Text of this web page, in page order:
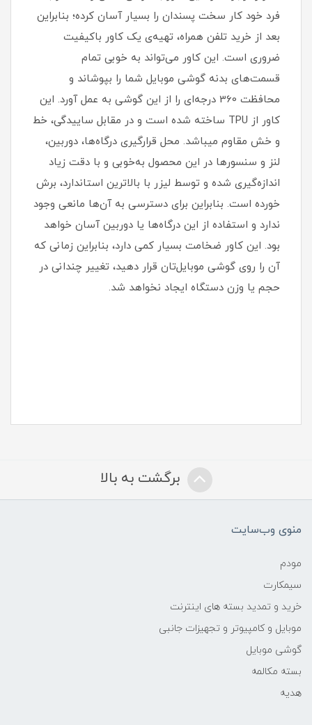
فرد خود کار سخت پسندان را بسیار آسان کرده؛ بنابراین
بعد از خرید تلفن همراه، تهیه‌ی یک کاور با‌کیفیت
ضروری است‏.‏ این کاور می‌تواند به خوبی تمام
قسمت‌های بدنه گوشی موبایل شما را بپوشاند و
محافظت 360 درجه‌ای را از این گوشی به عمل آورد‏.‏ این
کاور از TPU ساخته شده است و در مقابل ساییدگی، خط
و خش مقاوم میباشد.‏ محل قرارگیری درگاه‌ها، دوربین،
لنز و سنسورها در این محصول به‌خوبی و با دقت زیاد
اندازه‌گیری شده و توسط لیزر با بالاترین استاندارد، برش
خورده است‏.‏ بنابراین برای دسترسی به آن‌ها مانعی وجود
ندارد و استفاده از این درگاه‌ها یا دوربین آسان خواهد
بود‏.‏ این کاور ضخامت بسیار کمی دارد، بنابراین زمانی که
آن را روی گوشی موبایل‌تان قرار دهید، تغییر چندانی در
حجم یا وزن دستگاه ایجاد نخواهد شد‏.‏
برگشت به بالا
منوی وب‌سایت
مودم
سیمکارت
خرید و تمدید بسته های اینترنت
موبایل و کامپیوتر و تجهیزات جانبی
گوشی موبایل
بسته مکالمه
هدیه